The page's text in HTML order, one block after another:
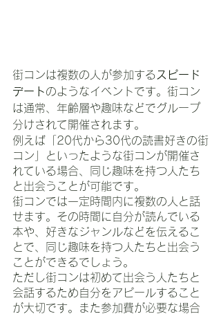
街コンは複数の人が参加する スピード
デートのようなイベントです。街コン
は通常、年齢層や趣味などでグループ
分けされて開催されます。
例えば「20代から30代の読書好きの街
コン」といったような街コンが開催さ
れている場合、同じ趣味を持つ人たち
と出会うことが可能です。
街コンでは一定時間内に複数の人と話
せます。その時間に自分が読んでいる
本や、好きなジャンルなどを伝えるこ
とで、同じ趣味を持つ人たちと出会う
ことができるでしょう。
ただし街コンは初めて出会う人たちと
会話するため自分をアピールすること
が大切です。また参加費が必要な場合